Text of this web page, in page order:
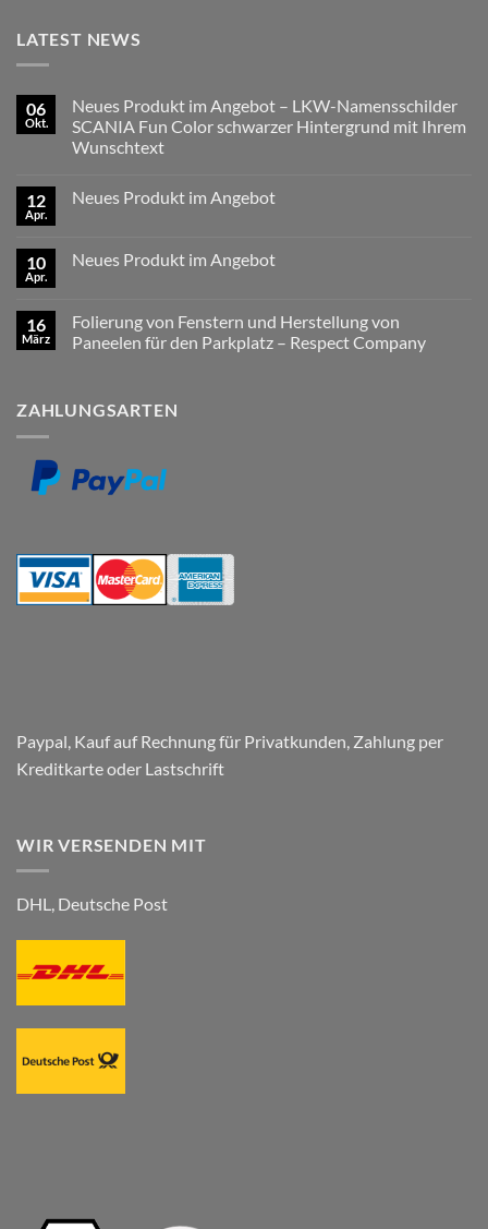
LATEST NEWS
06
Okt.
Neues Produkt im Angebot – LKW-Namensschilder
SCANIA Fun Color schwarzer Hintergrund mit Ihrem
Wunschtext
zu
Angebot
–
Fun
Color
schwarzer
Wunschtext
12
Apr.
Neues Produkt im Angebot
Neues
10
Apr.
Neues Produkt im Angebot
Neues
Produkt
im
16
März
Folierung von Fenstern und Herstellung von
Paneelen für den Parkplatz – Respect Company
Folierung
von
von
Paneelen
Respect
Company
ZAHLUNGSARTEN
Paypal, Kauf auf Rechnung für Privatkunden, Zahlung per
Kreditkarte oder Lastschrift
WIR VERSENDEN MIT
DHL, Deutsche Post